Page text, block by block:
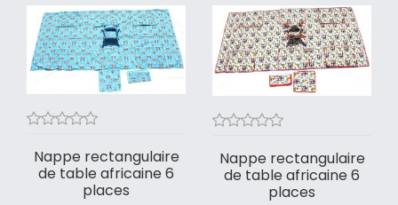
Nappe rectangulaire
de table africaine 6
places
Nappe rectangulaire
de table africaine 6
places